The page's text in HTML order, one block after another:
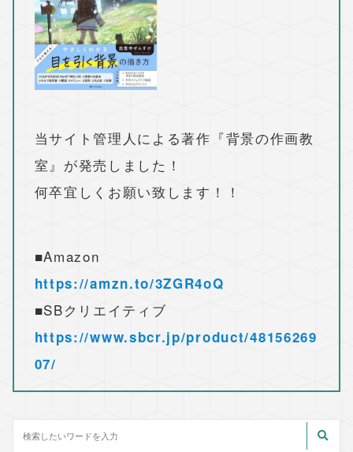
当サイト管理人による著作『背景の作画教
室』が発売しました！
何卒宜しくお願い致します！！
■Amazon
https://amzn.to/3ZGR4oQ
■SBクリエイティブ
https://www.sbcr.jp/product/48156269
07/